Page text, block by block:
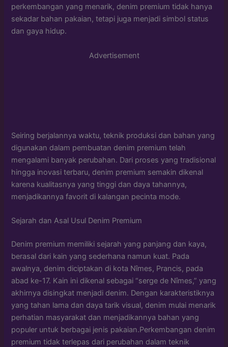
perkembangan yang menarik, denim premium tidak hanya
sekadar bahan pakaian, tetapi juga menjadi simbol status
dan gaya hidup.
Advertisement
Seiring berjalannya waktu, teknik produksi dan bahan yang
digunakan dalam pembuatan denim premium telah
mengalami banyak perubahan. Dari proses yang tradisional
hingga inovasi terbaru, denim premium semakin dikenal
karena kualitasnya yang tinggi dan daya tahannya,
menjadikannya favorit di kalangan pecinta mode.
Sejarah dan Asal Usul Denim Premium
Denim premium memiliki sejarah yang panjang dan kaya,
berasal dari kain yang sederhana namun kuat. Pada
awalnya, denim diciptakan di kota Nîmes, Prancis, pada
abad ke-17. Kain ini dikenal sebagai “serge de Nîmes,” yang
akhirnya disingkat menjadi denim. Dengan karakteristiknya
yang tahan lama dan daya tarik visual, denim mulai menarik
perhatian masyarakat dan menjadikannya bahan yang
populer untuk berbagai jenis pakaian.Perkembangan denim
premium tidak terlepas dari perubahan dalam teknik